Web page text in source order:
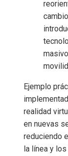
Ejemplo
realidad
en nuevas
reduciendo
la línea y